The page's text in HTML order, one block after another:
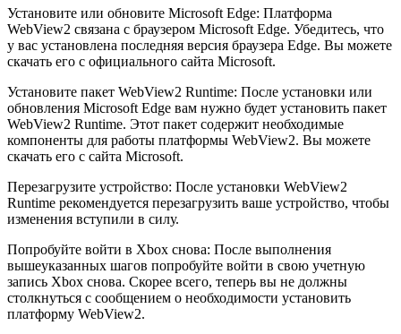
Установите или обновите Microsoft Edge: Платформа
WebView2 связана с браузером Microsoft Edge. Убедитесь, что
у вас установлена последняя версия браузера Edge. Вы можете
скачать его с официального сайта Microsoft.
Установите пакет WebView2 Runtime: После установки или
обновления Microsoft Edge вам нужно будет установить пакет
WebView2 Runtime. Этот пакет содержит необходимые
компоненты для работы платформы WebView2. Вы можете
скачать его с сайта Microsoft.
Перезагрузите устройство: После установки WebView2
Runtime рекомендуется перезагрузить ваше устройство, чтобы
изменения вступили в силу.
Попробуйте войти в Xbox снова: После выполнения
вышеуказанных шагов попробуйте войти в свою учетную
запись Xbox снова. Скорее всего, теперь вы не должны
столкнуться с сообщением о необходимости установить
платформу WebView2.